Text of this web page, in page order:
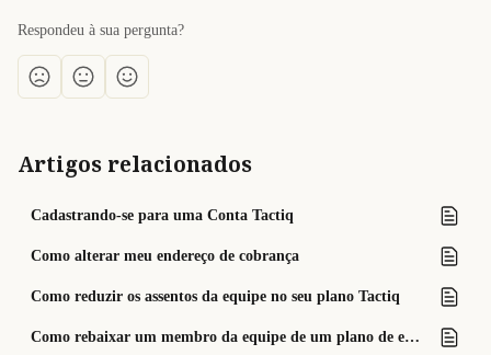
Respondeu à sua pergunta?
Artigos relacionados
Cadastrando-se para uma Conta Tactiq
Como alterar meu endereço de cobrança
Como reduzir os assentos da equipe no seu plano Tactiq
Como rebaixar um membro da equipe de um plano de equipe no Tactiq